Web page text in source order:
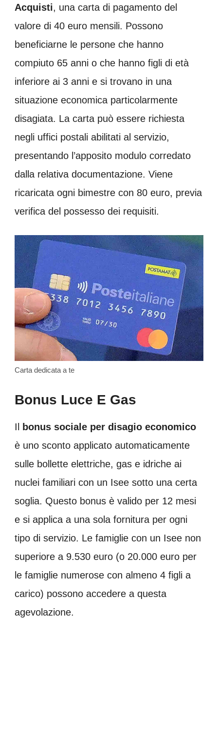
Acquisti, una carta di pagamento del
valore di 40 euro mensili. Possono
beneficiarne le persone che hanno
compiuto 65 anni o che hanno figli di età
inferiore ai 3 anni e si trovano in una
situazione economica particolarmente
disagiata. La carta può essere richiesta
negli uffici postali abilitati al servizio,
presentando l’apposito modulo corredato
dalla relativa documentazione. Viene
ricaricata ogni bimestre con 80 euro, previa
verifica del possesso dei requisiti.
Carta dedicata a te
Bonus Luce E Gas
Il
bonus sociale per disagio economico
è uno sconto applicato automaticamente
sulle bollette elettriche, gas e idriche ai
nuclei familiari con un Isee sotto una certa
soglia. Questo bonus è valido per 12 mesi
e si applica a una sola fornitura per ogni
tipo di servizio. Le famiglie con un Isee non
superiore a 9.530 euro (o 20.000 euro per
le famiglie numerose con almeno 4 figli a
carico) possono accedere a questa
agevolazione.